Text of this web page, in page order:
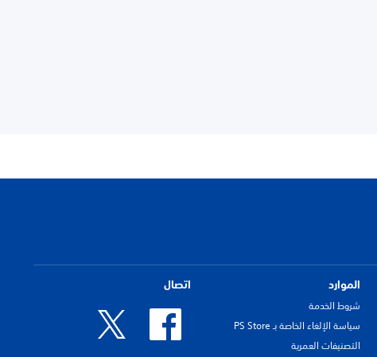
الموارد
شروط الخدمة
سياسة الإلغاء الخاصة بـ PS Store
التصنيفات العمرية
اتصال